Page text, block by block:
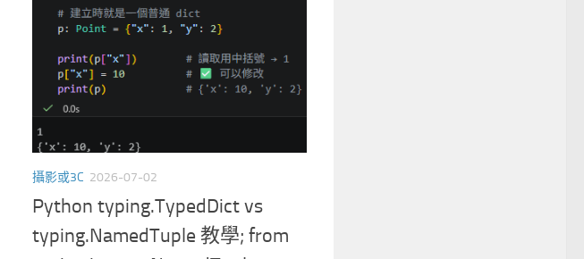
攝影或3C 2026-07-02
Python typing.TypedDict vs
typing.NamedTuple 教學; from